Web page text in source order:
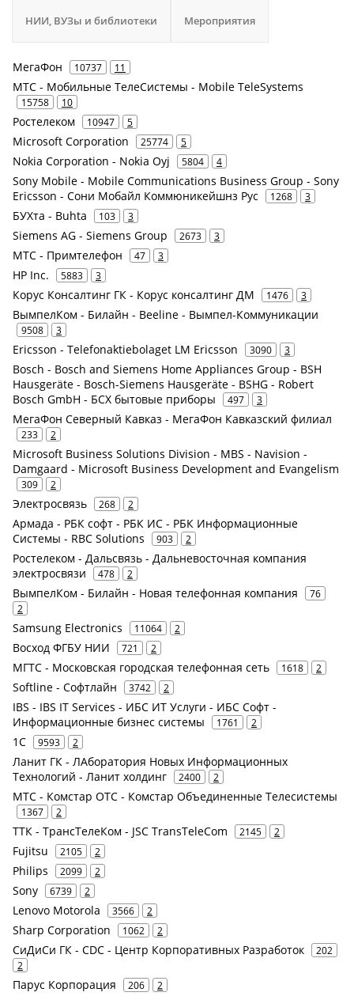
НИИ, ВУЗы и библиотеки Мероприятия
МегаФон 10737 11
МТС - Мобильные ТелеСистемы - Mobile TeleSystems
15758 10
Ростелеком 10947 5
Microsoft Corporation 25774 5
Nokia Corporation - Nokia Oyj 5804 4
Sony Mobile - Mobile Communications Business Group - Sony
Ericsson - Сони Мобайл Коммюникейшнз Рус
1268 3
БУХта - Buhta 103 3
Siemens AG - Siemens Group 2673 3
МТС - Примтелефон 47 3
HP Inc. 5883 3
Корус Консалтинг ГК - Корус консалтинг ДМ 1476 3
ВымпелКом - Билайн - Beeline - Вымпел-Коммуникации
9508 3
Ericsson - Telefonaktiebolaget LM Ericsson 3090 3
Bosch - Bosch and Siemens Home Appliances Group - BSH
Hausgeräte - Bosch-Siemens Hausgeräte - BSHG - Robert
Bosch GmbH - БСХ бытовые приборы
497 3
МегаФон Северный Кавказ - МегаФон Кавказский филиал
233 2
Microsoft Business Solutions Division - MBS - Navision -
Damgaard - Microsoft Business Development and Evangelism
309 2
Электросвязь 268 2
Армада - РБК софт - РБК ИС - РБК Информационные
Системы - RBC Solutions
903 2
Ростелеком - Дальсвязь - Дальневосточная компания
электросвязи
478 2
ВымпелКом - Билайн - Новая телефонная компания
76
2
Samsung Electronics 11064 2
Восход ФГБУ НИИ 721 2
МГТС - Московская городская телефонная сеть 1618 2
Softline - Софтлайн 3742 2
IBS - IBS IT Services - ИБС ИТ Услуги - ИБС Софт -
Информационные бизнес системы
1761 2
1С 9593 2
Ланит ГК - ЛАборатория Новых Информационных
Технологий - Ланит холдинг
2400 2
МТС - Комстар ОТС - Комстар Объединенные Телесистемы
1367 2
ТТК - ТрансТелеКом - JSC TransTeleCom 2145 2
Fujitsu 2105 2
Philips 2099 2
Sony 6739 2
Lenovo Motorola 3566 2
Sharp Corporation 1062 2
СиДиСи ГК - CDC - Центр Корпоративных Разработок
202
2
Парус Корпорация 206 2